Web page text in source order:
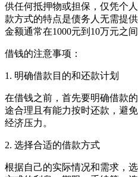
供任何抵押物或担保，仅凭个
款方式的特点是债务人无需提
金额通常在1000元到10万元之间
借钱的注意事项：
1. 明确借款目的和还款计划
在借钱之前，首先要明确借款
途合理且有能力按时还款，避
经济压力。
2. 选择合适的借款方式
根据自己的实际情况和需求，